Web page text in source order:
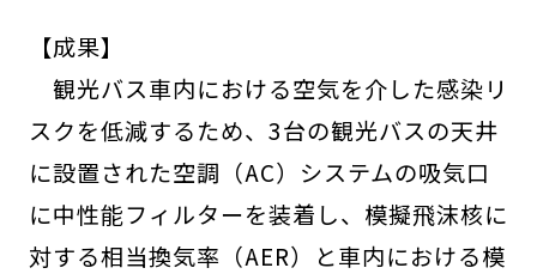
【成果】
観光バス車内における空気を介した感染リ
スクを低減するため、3台の観光バスの天井
に設置された空調（AC）システムの吸気口
に中性能フィルターを装着し、模擬飛沫核に
対する相当換気率（AER）と車内における模